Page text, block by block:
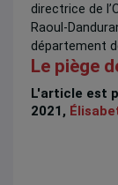
directrice de
Raoul-
département
Le piège
L'article est
2021,